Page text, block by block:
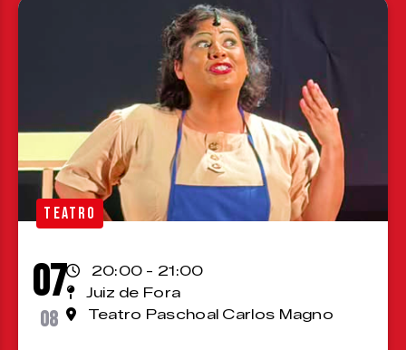
TEATRO
07
08
20:00 - 21:00
Juiz de Fora
Teatro Paschoal Carlos Magno